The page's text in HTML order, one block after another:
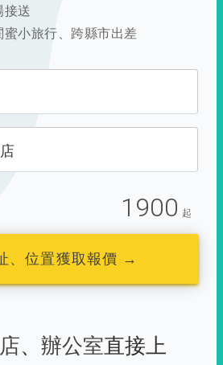
接送
蜜小旅行、跨縣市出差
1900 起
、位置獲取報價 →
、 辦公室直接上